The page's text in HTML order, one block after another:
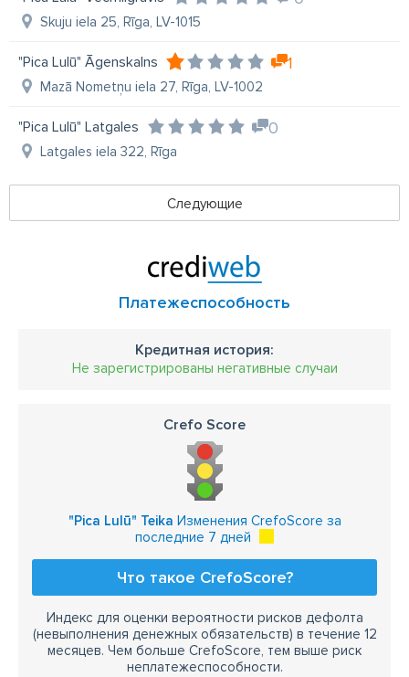
Skuju iela 25, Rīga, LV-1015
"Pica Lulū" Āgenskalns 1
Mazā Nometņu iela 27, Rīga, LV-1002
"Pica Lulū" Latgales 0
Latgales iela 322, Rīga
Следующие
Платежеспособность
Кредитная история:
Не зарегистрированы негативные случаи
Crefo Score
"Pica Lulū" Teika Изменения CrefoScore за
последние 7 дней
Что такое CrefoScore?
Индекс для оценки вероятности рисков дефолта
(невыполнения денежных обязательств) в течение 12
месяцев. Чем больше CrefoScore, тем выше риск
неплатежеспособности.